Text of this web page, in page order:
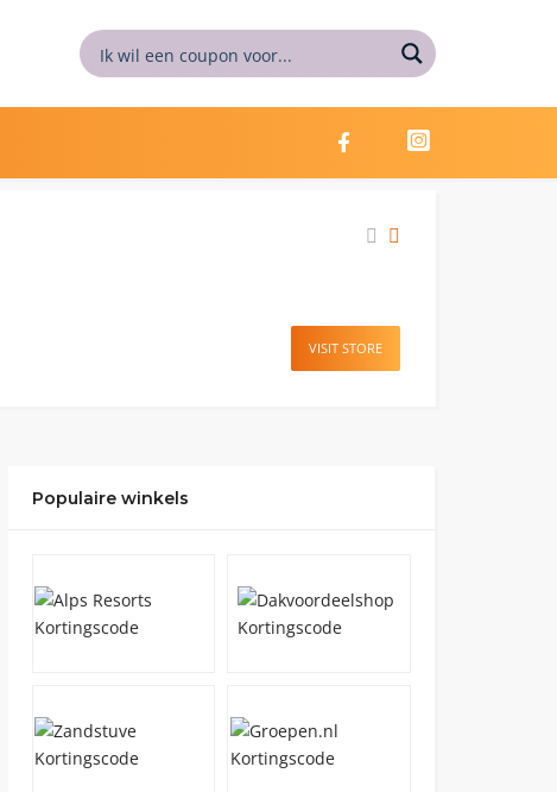
VISIT STORE
Populaire winkels